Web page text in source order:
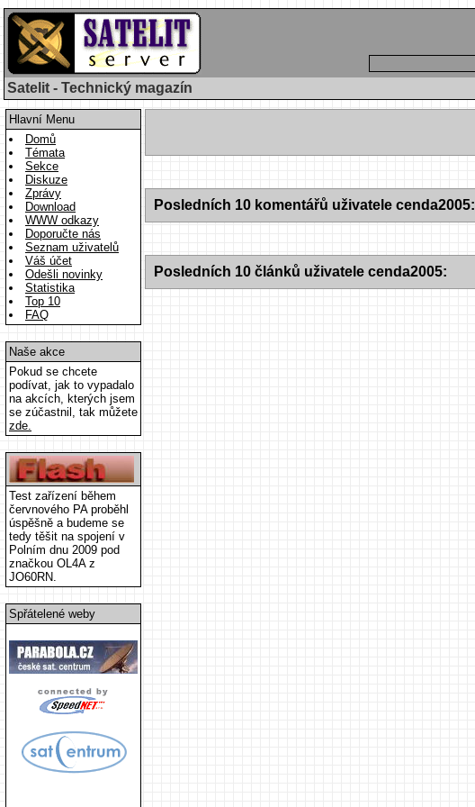
Satelit - Technický magazín
Hlavní Menu
Domů
Témata
Sekce
Diskuze
Zprávy
Download
WWW odkazy
Doporučte nás
Seznam uživatelů
Váš účet
Odešli novinky
Statistika
Top 10
FAQ
Naše akce
Pokud se chcete
podívat, jak to vypadalo
na akcích, kterých jsem
se zúčastnil, tak můžete
zde.
Test zařízení během
červnového PA proběhl
úspěšně a budeme se
tedy těšit na spojení v
Polním dnu 2009 pod
značkou OL4A z
JO60RN.
Spřátelené weby
Posledních 10 komentářů uživatele cenda2005:
Posledních 10 článků uživatele cenda2005: